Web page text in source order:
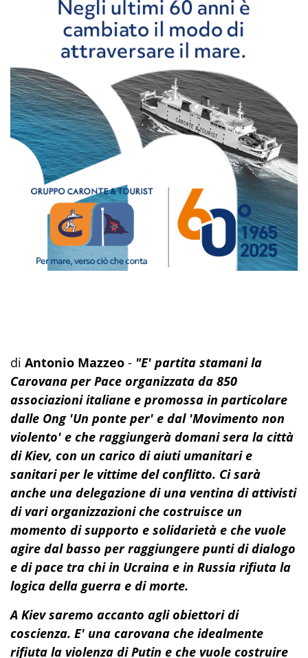
di Antonio Mazzeo - "E' partita stamani la
Carovana per Pace organizzata da 850
associazioni italiane e promossa in particolare
dalle Ong 'Un ponte per' e dal 'Movimento non
violento' e che raggiungerà domani sera la città
di Kiev, con un carico di aiuti umanitari e
sanitari per le vittime del conflitto. Ci sarà
anche una delegazione di una ventina di attivisti
di vari organizzazioni che costruisce un
momento di supporto e solidarietà e che vuole
agire dal basso per raggiungere punti di dialogo
e di pace tra chi in Ucraina e in Russia rifiuta la
logica della guerra e di morte.
A Kiev saremo accanto agli obiettori di
coscienza. E' una carovana che idealmente
rifiuta la violenza di Putin e che vuole costruire